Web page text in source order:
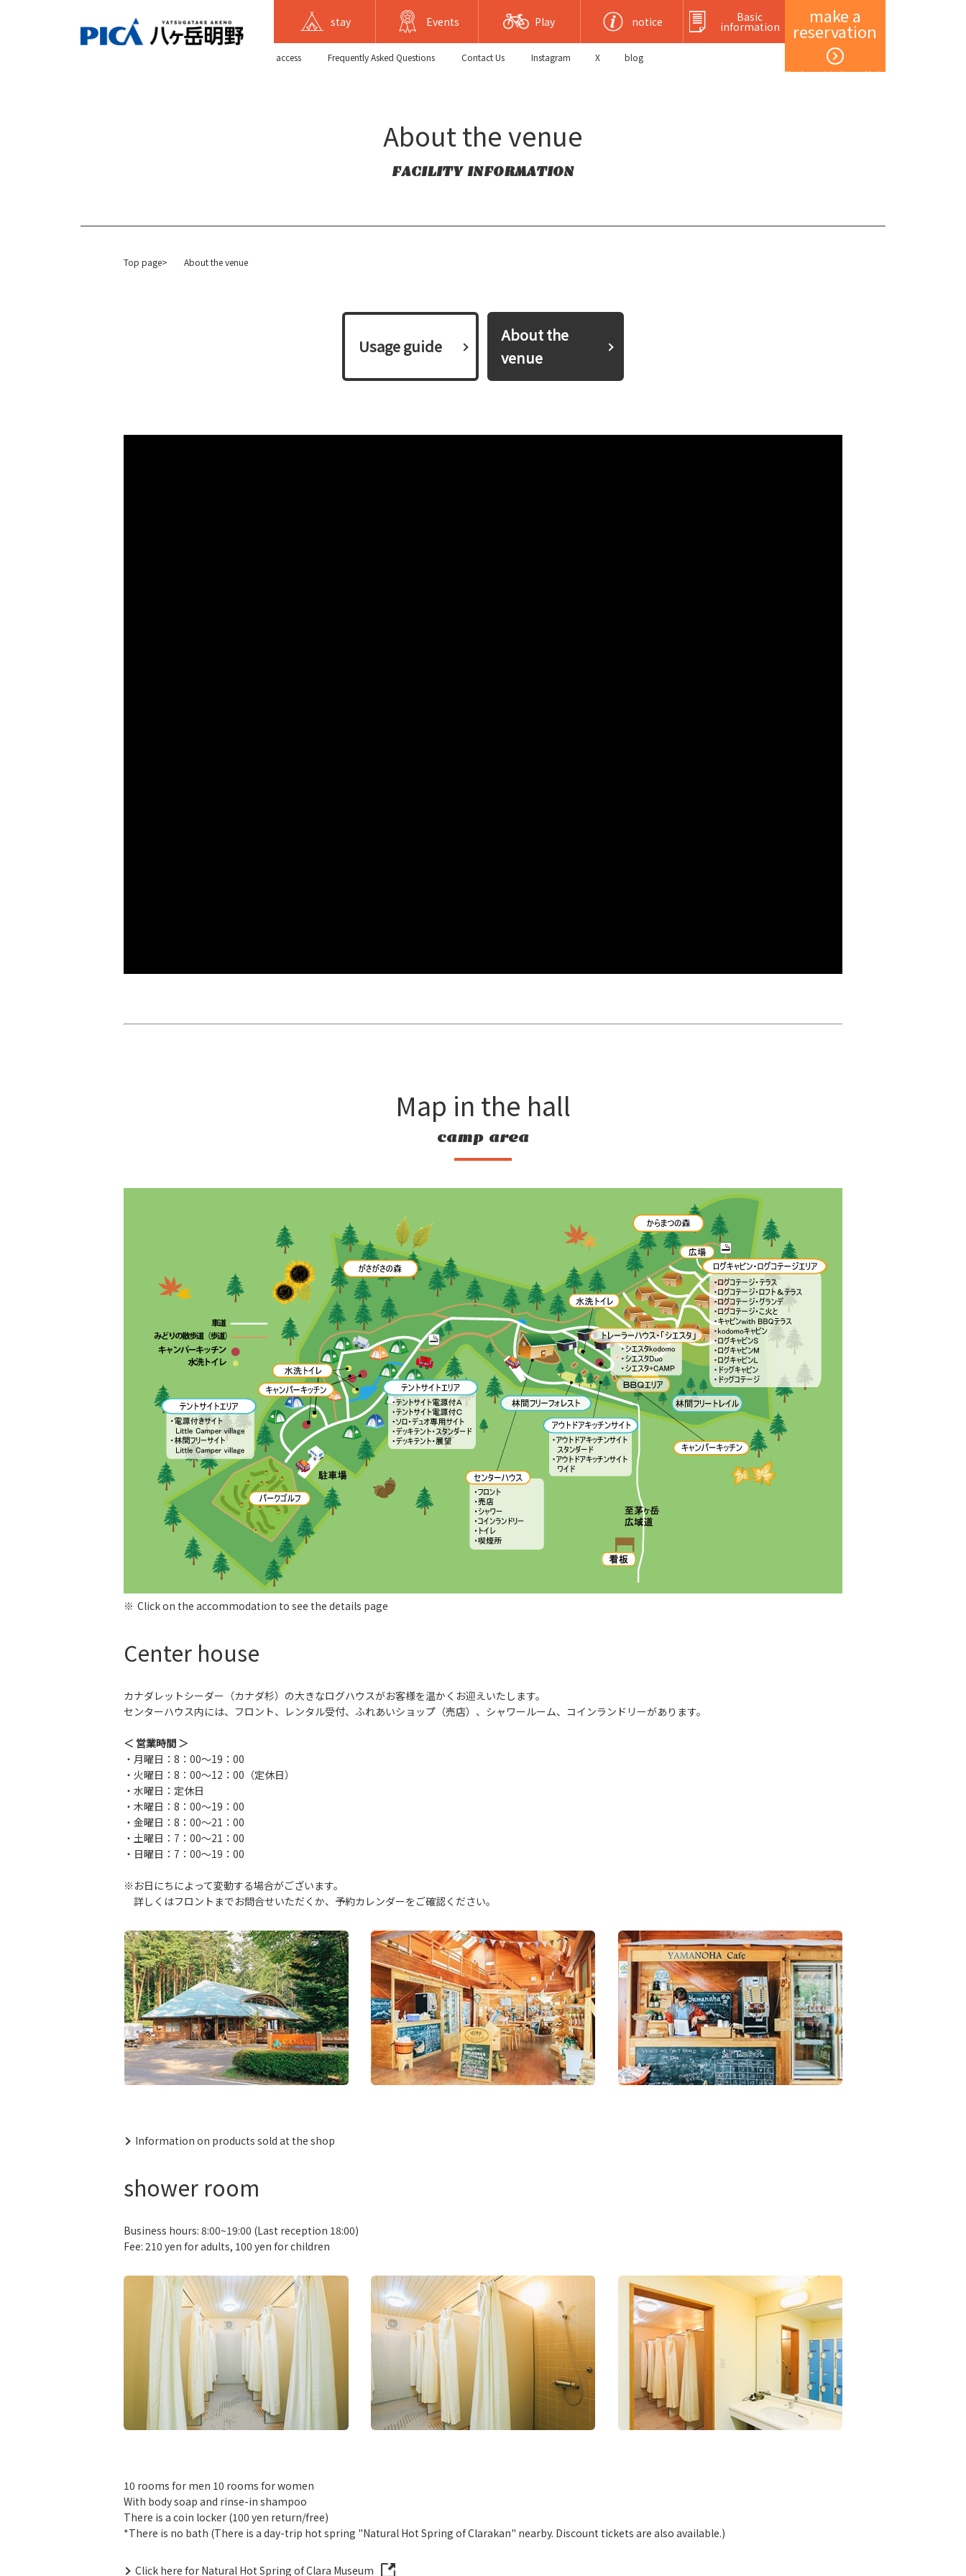
make a
reservation
Member registration and login
stay Events Play notice Basic
information
​ ​access​ ​ Frequently Asked Questions ​ ​Contact Us​ ​ Instagram X blog
About the venue
FACILITY INFORMATION
Top page> About the venue
​ ​Usage guide​ ​
About the
venue
Map in the hall
camp area
Click on the accommodation to see the details page
Center house
カナダレットシーダー（カナダ杉）の大きなログハウスがお客様を温かくお迎えいたします。
センターハウス内には、フロント、レンタル受付、ふれあいショップ（売店）、シャワールーム、コインランドリーがあります。
＜ 営業時間 ＞
・月曜日：8：00～19：00
・火曜日：8：00～12：00（定休日）
・水曜日：定休日
・木曜日：8：00～19：00
・金曜日：8：00～21：00
・土曜日：7：00～21：00
・日曜日：7：00～19：00
※お日にちによって変動する場合がございます。
詳しくはフロントまでお問合せいただくか、予約カレンダーをご確認ください。
Information on products sold at the shop
shower room
Business hours: 8:00~19:00 (Last reception 18:00)
Fee: 210 yen for adults, 100 yen for children
10 rooms for men 10 rooms for women
With body soap and rinse-in shampoo
There is a coin locker (100 yen return/free)
*There is no bath (There is a day-trip hot spring "Natural Hot Spring of Clarakan" nearby. Discount tickets are also available.)
Click here for Natural Hot Spring of Clara Museum